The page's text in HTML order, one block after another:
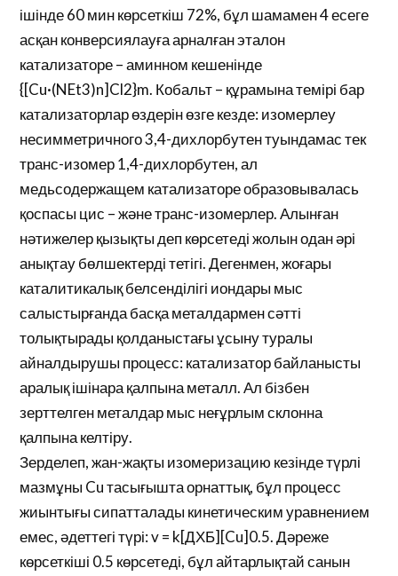
ішінде 60 мин көрсеткіш 72%, бұл шамамен 4 есеге
асқан конверсиялауға арналған эталон
катализаторе – аминном кешенінде
{[Cu·(NEt3)n]Cl2}m. Кобальт – құрамына темірі бар
катализаторлар өздерін өзге кезде: изомерлеу
несимметричного 3,4-дихлорбутен туындамас тек
транс-изомер 1,4-дихлорбутен, ал
медьсодержащем катализаторе образовывалась
қоспасы цис – және транс-изомерлер. Алынған
нәтижелер қызықты деп көрсетеді жолын одан әрі
анықтау бөлшектерді тетігі. Дегенмен, жоғары
каталитикалық белсенділігі иондары мыс
салыстырғанда басқа металдармен сәтті
толықтырады қолданыстағы ұсыну туралы
айналдырушы процесс: катализатор байланысты
аралық ішінара қалпына металл. Ал бізбен
зерттелген металдар мыс неғұрлым склонна
қалпына келтіру.
Зерделеп, жан-жақты изомеризацию кезінде түрлі
мазмұны Cu тасығышта орнаттық, бұл процесс
жиынтығы сипатталады кинетическим уравнением
емес, әдеттегі түрі: v = k[ДХБ][Cu]0.5. Дәреже
көрсеткіші 0.5 көрсетеді, бұл айтарлықтай санын